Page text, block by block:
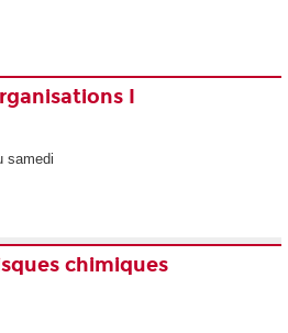
I
samedi
chimiques